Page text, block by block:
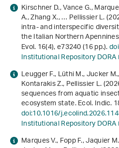
Kirschner D., Vance G.,
A., Zhang X., … Pellissier L.
intra- and interspecific
the Italian Northern
Evol.16(4), e73240 (16 pp.).
Institutional Repository DORA
Leugger F., Lüthi M., Jucker
Kontarakis Z., Pellissier L.
sequences from aquatic
ecosystem state. Ecol. Indic.
doi:10.1016/
Institutional Repository DORA
Marques V., Fopp F., Jaquier